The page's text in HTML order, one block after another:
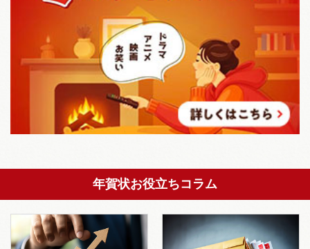
年賀状お役立ちコラム